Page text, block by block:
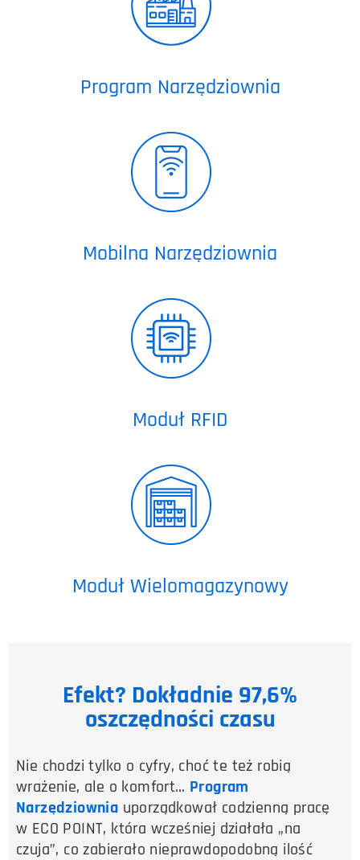
Program Narzędziownia
Mobilna Narzędziownia
Moduł RFID
Moduł Wielomagazynowy
Efekt? Dokładnie 97,6%
oszczędności czasu
Nie chodzi tylko o cyfry, choć te też robią
wrażenie, ale o komfort… Program
Narzędziownia uporządkował codzienną pracę
w ECO POINT, która wcześniej działała „na
czuja”, co zabierało nieprawdopodobną ilość